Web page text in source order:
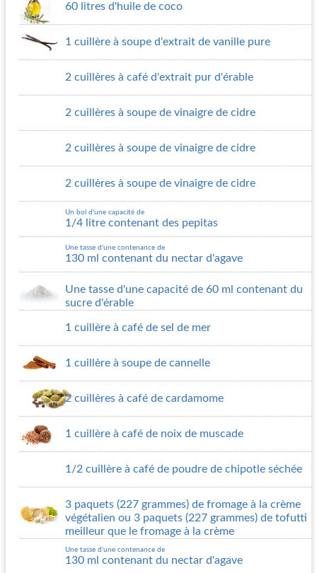
60 litres d'huile de coco
1 cuillère à soupe d'extrait de vanille pure
2 cuillères à café d'extrait pur d'érable
2 cuillères à soupe de vinaigre de cidre
2 cuillères à soupe de vinaigre de cidre
2 cuillères à soupe de vinaigre de cidre
Un bol d'une capacité de
1/4 litre contenant des pepitas
Une tasse d'une contenance de
130 ml contenant du nectar d'agave
Une tasse d'une capacité de 60 ml contenant du
sucre d'érable
1 cuillère à café de sel de mer
1 cuillère à soupe de cannelle
2 cuillères à café de cardamome
1 cuillère à café de noix de muscade
1/2 cuillère à café de poudre de chipotle séchée
3 paquets (227 grammes) de fromage à la crème
végétalien ou 3 paquets (227 grammes) de tofutti
meilleur que le fromage à la crème
Une tasse d'une contenance de
130 ml contenant du nectar d'agave